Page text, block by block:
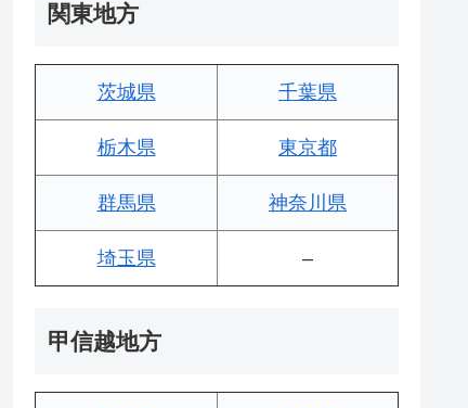
関東地方
茨城県 千葉県
栃木県 東京都
群馬県 神奈川県
埼玉県 –
甲信越地方